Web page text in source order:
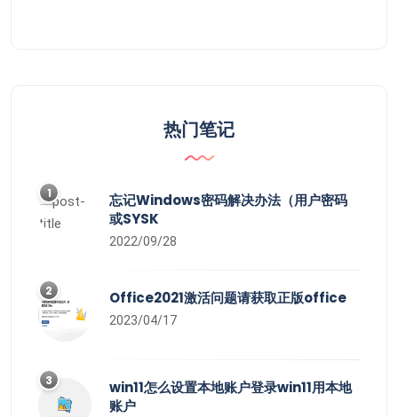
热门笔记
1
忘记Windows密码解决办法（用户密码
或SYSK
2022/09/28
2 Office2021激活问题请获取正版office
2023/04/17
3
win11怎么设置本地账户登录win11用本地
账户